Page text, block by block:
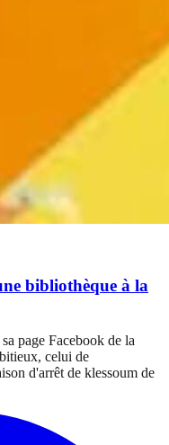
bibliothèque à la
page Facebook de la
celui de
d'arrêt de klessoum de